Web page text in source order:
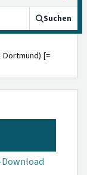
Suchen
Dortmund) [=
Download